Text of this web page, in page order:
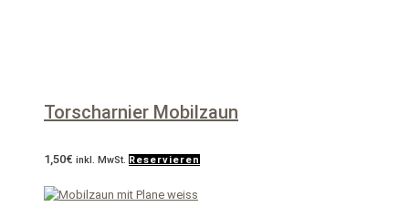
Torscharnier Mobilzaun
1,50€ inkl. MwSt. Reservieren